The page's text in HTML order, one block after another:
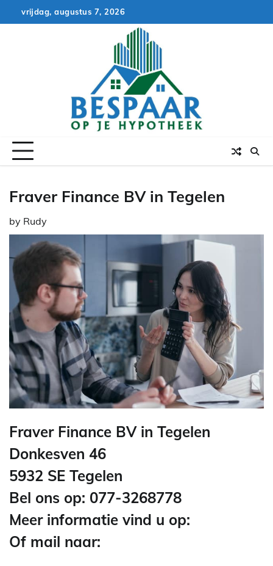
to
vrijdag, augustus 7, 2026
Fraver Finance BV in Tegelen
by Rudy
Fraver Finance BV in Tegelen
Donkesven 46
5932 SE Tegelen
Bel ons op: 077-3268778
Meer informatie vind u op:
Of mail naar: